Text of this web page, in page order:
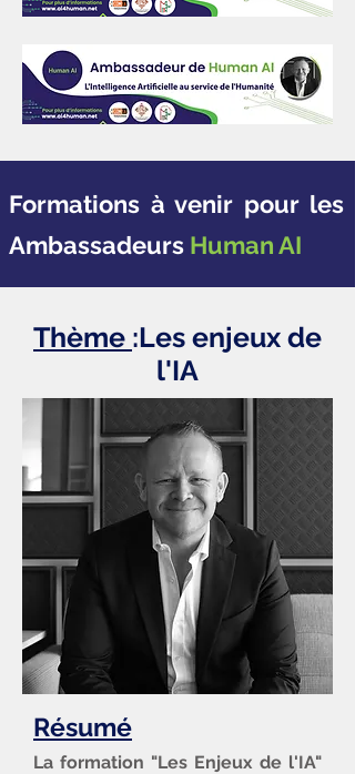
Formations à venir pour les
Ambassadeurs Human AI
Thème :Les enjeux de
l'IA
Résumé
La formation "Les Enjeux de l'IA"